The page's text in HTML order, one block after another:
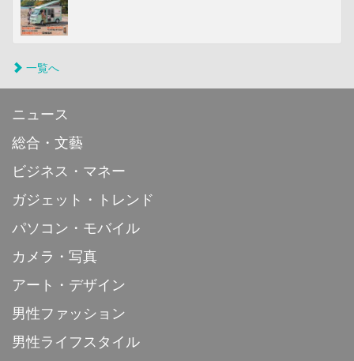
一覧へ
ニュース
総合・文藝
ビジネス・マネー
ガジェット・トレンド
パソコン・モバイル
カメラ・写真
アート・デザイン
男性ファッション
男性ライフスタイル